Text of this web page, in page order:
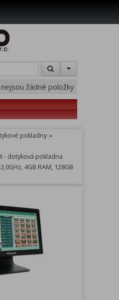
nejsou žádné položky
pokladny »
- dotyková pokladna
4GB RAM, 128GB